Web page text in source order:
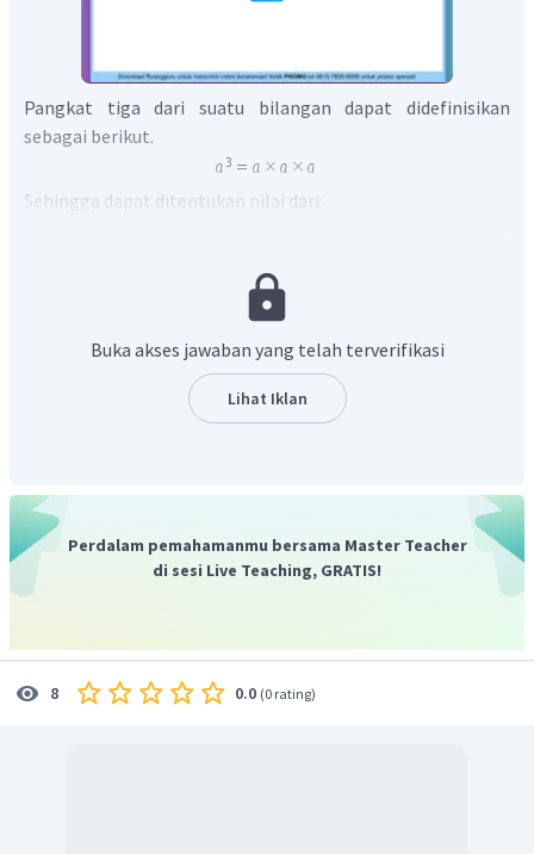
Pangkat tiga dari suatu bilangan dapat didefinisikan
sebagai berikut.
Sehingga dapat ditentukan nilai dari:
Dengan demikian diperoleh nilai dari
Buka akses jawaban yang telah terverifikasi
Lihat Iklan
Perdalam pemahamanmu bersama Master Teacher
di sesi Live Teaching, GRATIS!
8 0.0 (0 rating)